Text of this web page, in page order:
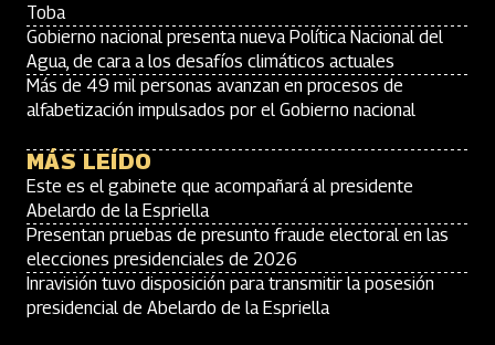
Toba
Gobierno nacional presenta nueva Política Nacional del
Agua, de cara a los desafíos climáticos actuales
Más de 49 mil personas avanzan en procesos de
alfabetización impulsados por el Gobierno nacional
MÁS LEÍDO
Este es el gabinete que acompañará al presidente
Abelardo de la Espriella
Presentan pruebas de presunto fraude electoral en las
elecciones presidenciales de 2026
Inravisión tuvo disposición para transmitir la posesión
presidencial de Abelardo de la Espriella